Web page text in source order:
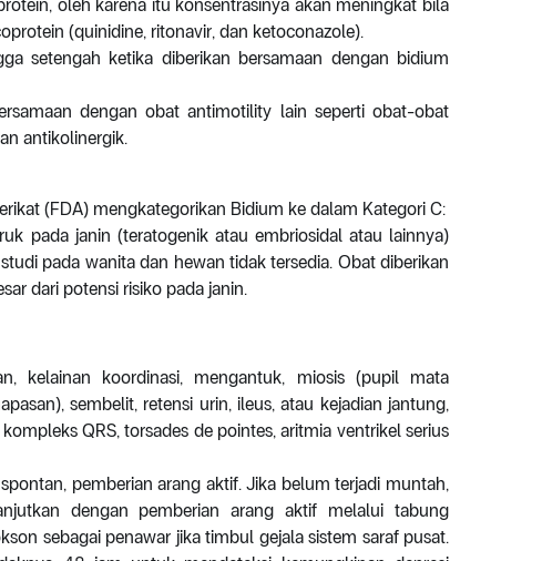
oleh karena itu konsentrasinya akan meningkat bila
(quinidine, ritonavir, dan ketoconazole).
setengah ketika diberikan bersamaan dengan bidium
dengan obat antimotility lain seperti obat-obat
antikolinergik.
(FDA) mengkategorikan Bidium ke dalam Kategori C:
pada janin (teratogenik atau embriosidal atau lainnya)
pada wanita dan hewan tidak tersedia. Obat diberikan
dari potensi risiko pada janin.
kelainan koordinasi, mengantuk, miosis (pupil mata
sembelit, retensi urin, ileus, atau kejadian jantung,
QRS, torsades de pointes, aritmia ventrikel serius
pemberian arang aktif. Jika belum terjadi muntah,
dengan pemberian arang aktif melalui tabung
sebagai penawar jika timbul gejala sistem saraf pusat.